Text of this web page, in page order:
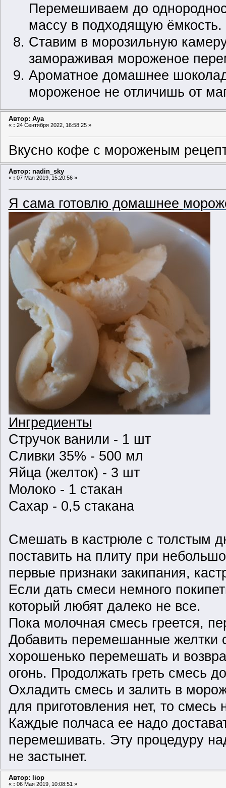
Перемешиваем до
массу в подходящую ёмкость.
Ставим в морозильную
замораживая мороженое
Ароматное домашнее
мороженое не отличишь от
Автор: Aya
« : 24 Сентября 2022, 16:58:25 »
Вкусно кофе с мороженым
Автор: nadin_sky
« : 07 Мая 2019, 15:20:56 »
Я сама готовлю домашнее
Ингредиенты
Стручок ванили - 1 шт
Сливки 35% - 500 мл
Яйца (желток) - 3 шт
Молоко - 1 стакан
Сахар - 0,5 стакана
Смешать в кастрюле с толстым
поставить на плиту при
первые признаки закипания,
Если дать смеси немного
который любят далеко не все.
Пока молочная смесь греется,
Добавить перемешанные желтки
хорошенько перемешать и
огонь. Продолжать греть смесь
Охладить смесь и залить в
для приготовления нет, то смесь
Каждые полчаса ее надо
перемешивать. Эту процедуру
не застынет.
Автор: liop
« : 06 Мая 2019, 10:08:51 »